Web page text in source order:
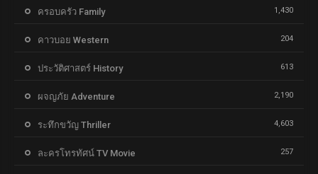
ครอบครัว Family 1,430
คาวบอย Western 204
ประวัติศาสตร์ History 613
ผจญภัย Adventure 2,190
ระทึกขวัญ Thriller 4,603
ละครโทรทัศน์ TV Movie 257